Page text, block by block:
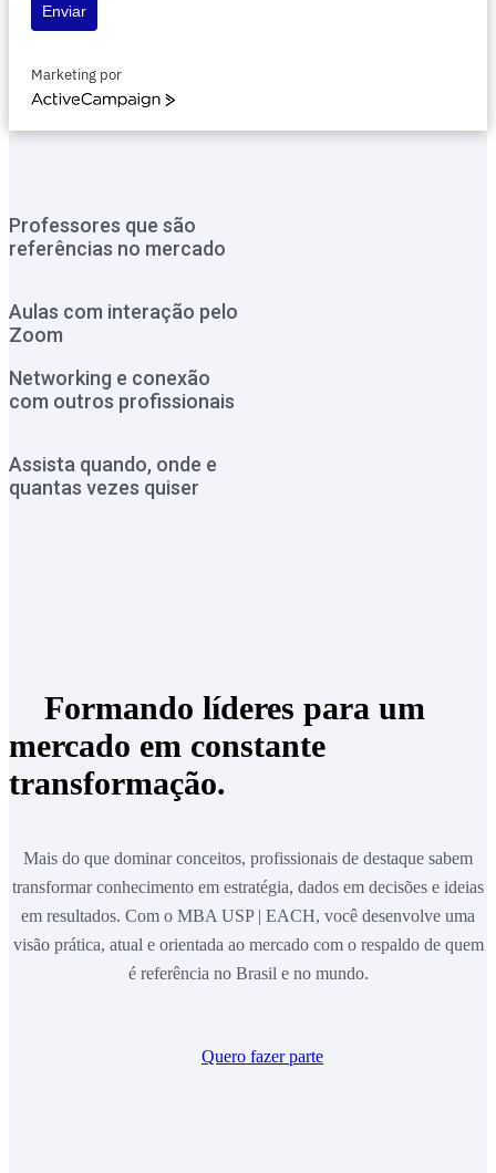
Enviar
Marketing por
ActiveCampaign
Professores que são
referências no mercado
Aulas com interação pelo
Zoom
Networking e conexão
com outros profissionais
Assista quando, onde e
quantas vezes quiser
Formando líderes para um
mercado em constante
transformação.
Mais do que dominar conceitos, profissionais de destaque sabem
transformar conhecimento em estratégia, dados em decisões e ideias
em resultados. Com o MBA USP | EACH, você desenvolve uma
visão prática, atual e orientada ao mercado com o respaldo de quem
é referência no Brasil e no mundo.
Quero fazer parte